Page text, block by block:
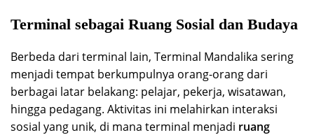
Terminal sebagai Ruang Sosial dan Budaya
Berbeda dari terminal lain, Terminal Mandalika sering
menjadi tempat berkumpulnya orang-orang dari
berbagai latar belakang: pelajar, pekerja, wisatawan,
hingga pedagang. Aktivitas ini melahirkan interaksi
sosial yang unik, di mana terminal menjadi ruang